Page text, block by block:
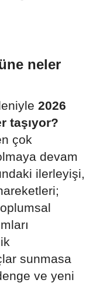
neler
2026
taşıyor?
çok
devam
ilerleyişi,
sunmasa
ve yeni